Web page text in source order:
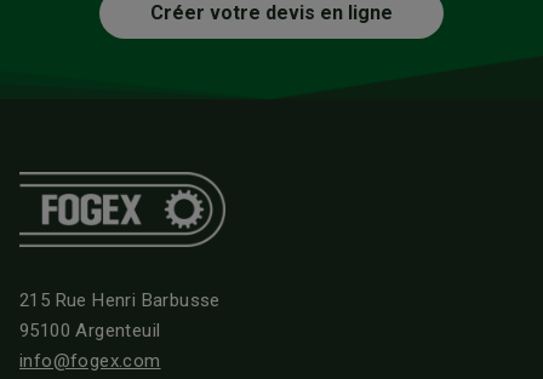
Créer votre devis en ligne
215 Rue Henri Barbusse
95100 Argenteuil
info@fogex.com